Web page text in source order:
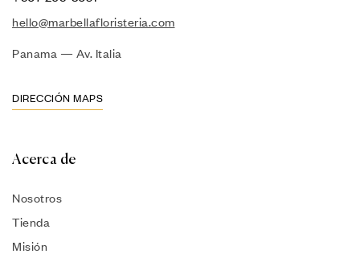
hello@marbellafloristeria.com
Panama — Av. Italia
DIRECCIÓN MAPS
Acerca de
Nosotros
Tienda
Misión